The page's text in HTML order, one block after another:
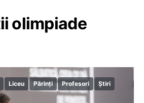
olimpiade
Liceu Părinți Profesori Știri